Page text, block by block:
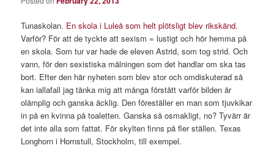
Tunaskolan. En skola i Luleå som helt plötsligt blev rikskänd.
Varför? För att de tyckte att sexism = lustigt och hör hemma på
en skola. Som tur var hade de eleven Astrid, som tog strid. Och
vann, för den sexistiska målningen som det handlar om ska tas
bort. Efter den här nyheten som blev stor och omdiskuterad så
kan iallafall jag tänka mig att många förstått varför bilden är
olämplig och ganska äcklig. Den föreställer en man som tjuvkikar
in på en kvinna på toaletten. Ganska så osmakligt, no? Tyvärr är
det inte alla som fattat. För skylten finns på fler ställen. Texas
Longhorn i Hornstull, Stockholm, till exempel.